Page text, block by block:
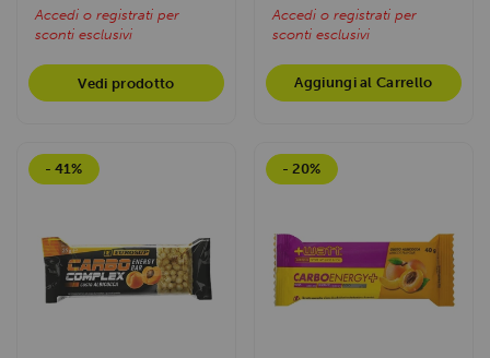
Accedi o registrati per
sconti esclusivi
Vedi prodotto
Accedi o registrati per
sconti esclusivi
Aggiungi al Carrello
- 41% - 20%